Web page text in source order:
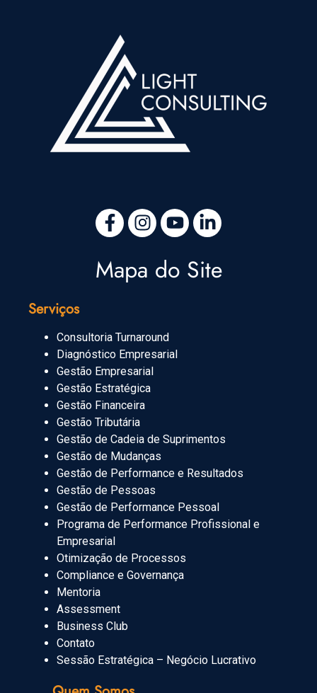
Mapa do Site
Serviços
Consultoria Turnaround
Diagnóstico Empresarial
Gestão Empresarial
Gestão Estratégica
Gestão Financeira
Gestão Tributária
Gestão de Cadeia de Suprimentos
Gestão de Mudanças
Gestão de Performance e Resultados
Gestão de Pessoas
Gestão de Performance Pessoal
Programa de Performance Profissional e
Empresarial
Otimização de Processos
Compliance e Governança
Mentoria
Assessment
Business Club
Contato
Sessão Estratégica – Negócio Lucrativo